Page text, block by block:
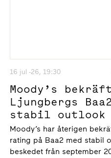
16 jul -26, 19:30
Moody’s
Ljungbergs
stabil outlook
Moody’s har återigen
rating på Baa2 med stabil
beskedet från september